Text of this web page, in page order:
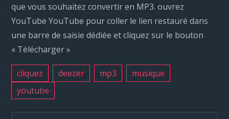
que vous souhaitez convertir en MP3. ouvrez
YouTube YouTube pour coller le lien restauré dans
une barre de saisie dédiée et cliquez sur le bouton
« Télécharger »
cliquez deezer mp3
musique
youtube